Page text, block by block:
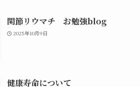
関節リウマチ お勉強blog
2025年10月9日
健康寿命について